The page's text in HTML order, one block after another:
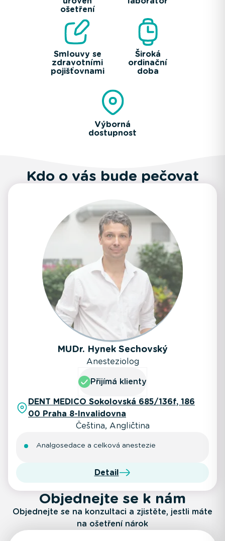
ošetření
Smlouvy se
zdravotními
pojišťovnami
Široká
ordinační
doba
Výborná
dostupnost
Kdo o vás bude pečovat
MUDr. Hynek Sechovský
Anesteziolog
Přijímá klienty
DENT MEDICO Sokolovská 685/136f, 186
00 Praha 8-Invalidovna
Čeština, Angličtina
Analgosedace a celková anestezie
Detail
Objednejte se k nám
Objednejte se na konzultaci a zjistěte, jestli máte
na ošetření nárok